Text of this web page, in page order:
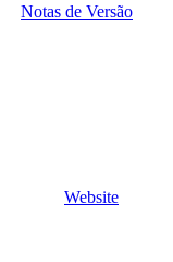
Notas de Versão
Website